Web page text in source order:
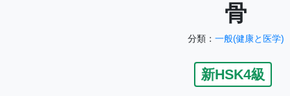
骨
分類： 一般(健康と医学)
新HSK4級